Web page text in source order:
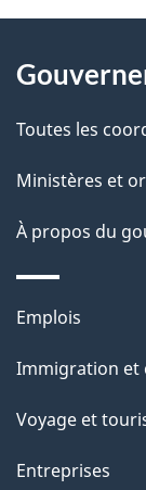
D
t
a
l
s
l
a
a
g
propos
ce
site
Toutes les
Ministères et
À propos du
Thèmes
sujets
Emplois
Immigration et
Voyage et
Entreprises